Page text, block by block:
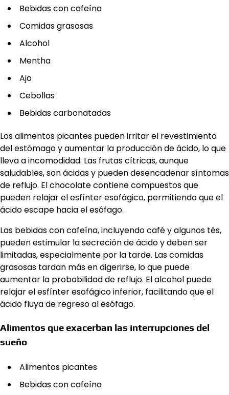
Bebidas con cafeína
Comidas grasosas
Alcohol
Mentha
Ajo
Cebollas
Bebidas carbonatadas
Los alimentos picantes pueden irritar el revestimiento
del estómago y aumentar la producción de ácido, lo que
lleva a incomodidad. Las frutas cítricas, aunque
saludables, son ácidas y pueden desencadenar síntomas
de reflujo. El chocolate contiene compuestos que
pueden relajar el esfínter esofágico, permitiendo que el
ácido escape hacia el esófago.
Las bebidas con cafeína, incluyendo café y algunos tés,
pueden estimular la secreción de ácido y deben ser
limitadas, especialmente por la tarde. Las comidas
grasosas tardan más en digerirse, lo que puede
aumentar la probabilidad de reflujo. El alcohol puede
relajar el esfínter esofágico inferior, facilitando que el
ácido fluya de regreso al esófago.
Alimentos que exacerban las interrupciones del
sueño
Alimentos picantes
Bebidas con cafeína